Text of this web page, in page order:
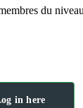
du
in here